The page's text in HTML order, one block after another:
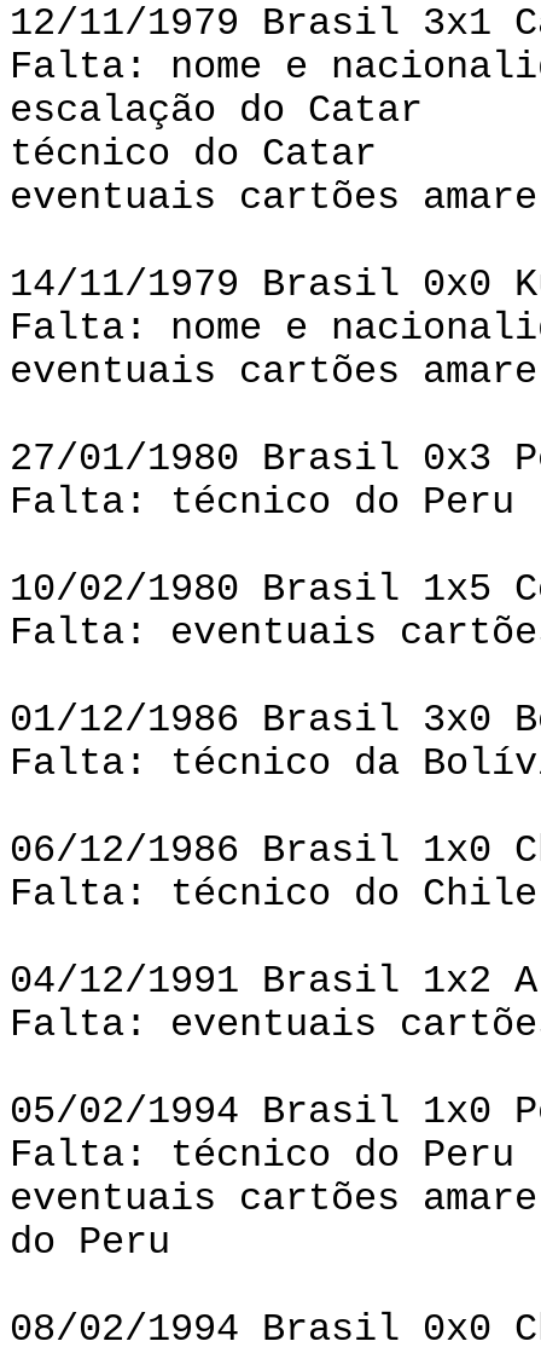
12/11/1979 Brasil 3x1
Falta: nome e
escalação do Catar
técnico do Catar
eventuais cartões
14/11/1979 Brasil 0x0
Falta: nome e
eventuais cartões
27/01/1980 Brasil 0x3
Falta: técnico do Peru
10/02/1980 Brasil 1x5
Falta: eventuais
01/12/1986 Brasil 3x0
Falta: técnico da
06/12/1986 Brasil 1x0
Falta: técnico do Chile
04/12/1991 Brasil 1x2
Falta: eventuais
05/02/1994 Brasil 1x0
Falta: técnico do Peru
eventuais cartões
do Peru
08/02/1994 Brasil 0x0